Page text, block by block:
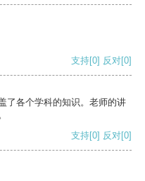
支持[0] 反对[0]
了各个学科的知识。老师的讲
支持[0] 反对[0]